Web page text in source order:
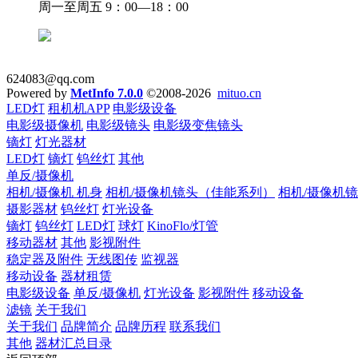
周一至周五 9：00—18：00
624083@qq.com
Powered by MetInfo 7.0.0 ©2008-2026 mituo.cn
LED灯 租机机APP 电影级设备
电影级摄像机 电影级镜头 电影级变焦镜头
镝灯 灯光器材
LED灯 镝灯 钨丝灯 其他
单反/摄像机
相机/摄像机 机身 相机/摄像机镜头（佳能系列）
相机/摄像机
摄影器材 钨丝灯 灯光设备
镝灯 钨丝灯 LED灯 球灯 KinoFlo/灯管
移动器材 其他 影视附件
稳定器及附件 无线图传 监视器
移动设备 器材租赁
电影级设备 单反/摄像机 灯光设备 影视附件 移动设备
滤镜 关于我们
关于我们 品牌简介 品牌历程 联系我们
其他 器材汇总目录